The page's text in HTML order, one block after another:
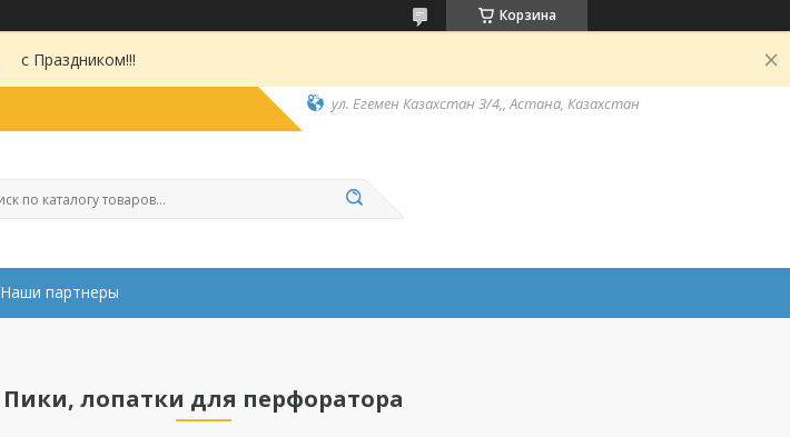
Корзина
с Праздником!!!
ул. Егемен Казахстан 3/4,, Астана, Казахстан
Наши партнеры
Пики, лопатки для перфоратора